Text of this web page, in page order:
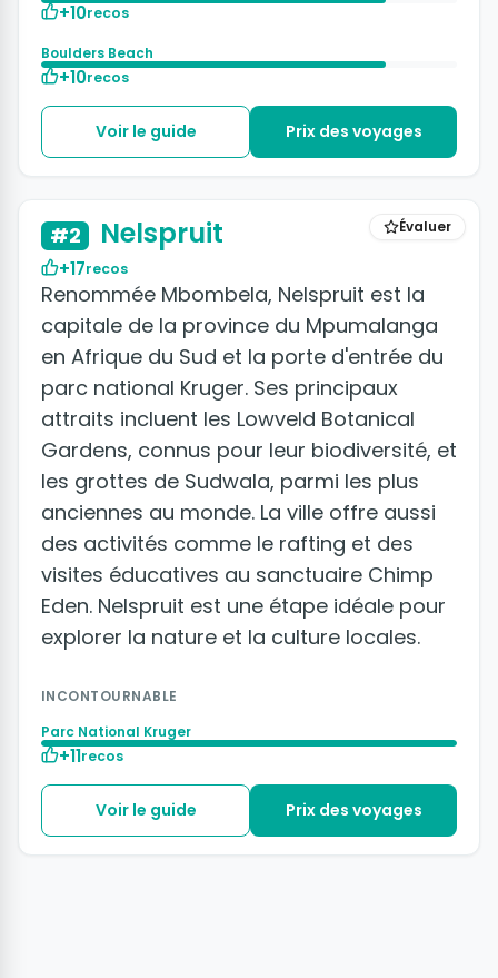
+10recos
Boulders Beach
+10recos
Voir le guide Prix des voyages
Évaluer
#2 Nelspruit
+17recos
Renommée Mbombela, Nelspruit est la
capitale de la province du Mpumalanga
en Afrique du Sud et la porte d'entrée du
parc national Kruger. Ses principaux
attraits incluent les Lowveld Botanical
Gardens, connus pour leur biodiversité, et
les grottes de Sudwala, parmi les plus
anciennes au monde. La ville offre aussi
des activités comme le rafting et des
visites éducatives au sanctuaire Chimp
Eden. Nelspruit est une étape idéale pour
explorer la nature et la culture locales.
INCONTOURNABLE
Parc National Kruger
+11recos
Voir le guide Prix des voyages